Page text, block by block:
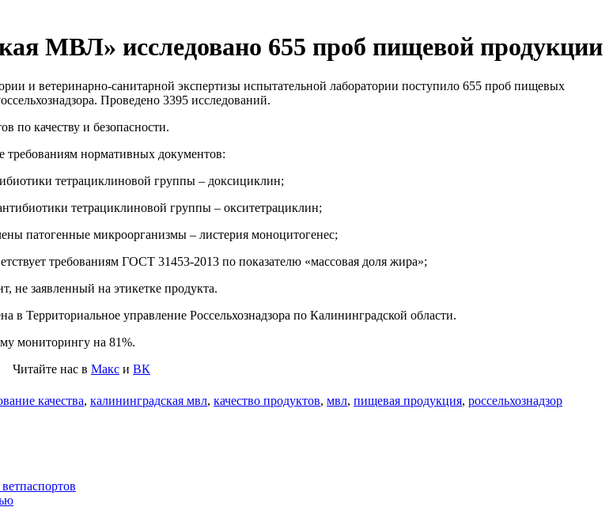
МВЛ» исследовано 655 проб пищевой продукции
и ветеринарно-санитарной экспертизы испытательной лаборатории поступило 655 проб пищевых
Проведено 3395 исследований.
по качеству и безопасности.
нормативных документов:
тетрациклиновой группы – доксициклин;
тетрациклиновой группы – окситетрациклин;
патогенные микроорганизмы – листерия моноцитогенес;
требованиям ГОСТ 31453-2013 по показателю «массовая доля жира»;
не заявленный на этикетке продукта.
Территориальное управление Россельхознадзора по Калининградской области.
мониторингу на 81%.
Читайте нас в Макс и ВК
качества, калининградская мвл, качество продуктов, мвл, пищевая продукция, россельхознадзор